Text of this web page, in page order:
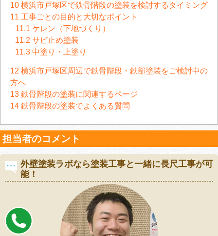
10 横浜市戸塚区で鉄骨階段の塗装を検討するタイミング
11 工事ごとの目的と大切なポイント
11.1 ケレン（下地づくり）
11.2 サビ止め塗装
11.3 中塗り・上塗り
12 横浜市戸塚区周辺で鉄骨階段・鉄部塗装をご検討中の
方へ
13 鉄骨階段の塗装に関連するページ
14 鉄骨階段の塗装でよくある質問
担当者のコメント
外壁塗装ラボなら塗装工事と一緒に長尺工事が可
能！